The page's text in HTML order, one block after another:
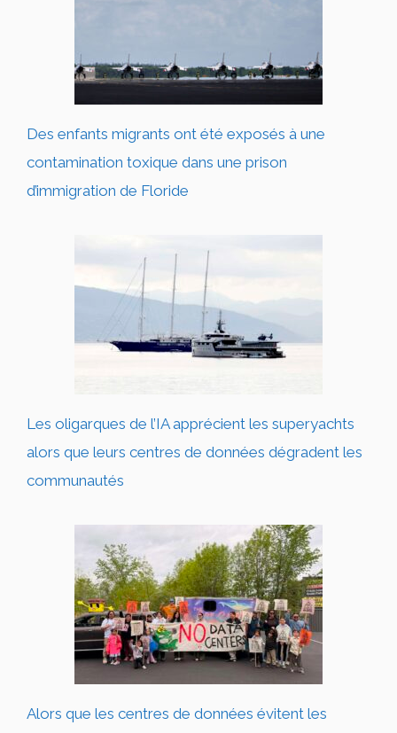
Des enfants migrants ont été exposés à une
contamination toxique dans une prison
d’immigration de Floride
Les oligarques de l’IA apprécient les superyachts
alors que leurs centres de données dégradent les
communautés
Alors que les centres de données évitent les